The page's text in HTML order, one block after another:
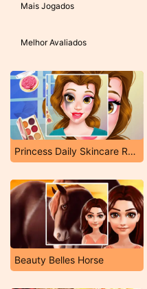
Mais Jogados
Melhor Avaliados
Princess Daily Skincare Routine
Beauty Belles Horse